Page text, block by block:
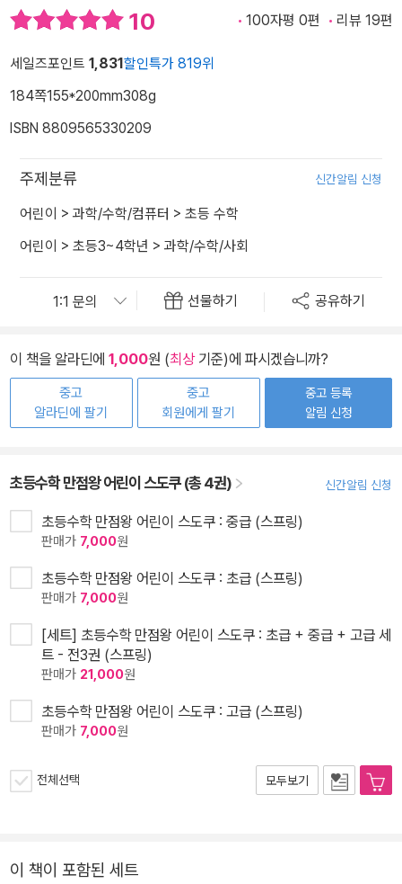
10 100자평 0편 리뷰 19편
세일즈포인트 1,831 할인특가 819위
184쪽155*200mm308g
ISBN 8809565330209
주제분류 신간알림 신청
어린이 > 과학/수학/컴퓨터 > 초등 수학
어린이 > 초등3~4학년 > 과학/수학/사회
선물하기 공유하기
이 책을 알라딘에 1,000원 (최상기준)에 파시겠습니까?
중고
알라딘에 팔기
중고
회원에게 팔기
중고 등록
알림 신청
초등수학 만점왕 어린이 스도쿠 (총 4권) 신간알림 신청
초등수학 만점왕 어린이 스도쿠 : 중급 (스프링)
판매가 7,000원
초등수학 만점왕 어린이 스도쿠 : 초급 (스프링)
판매가 7,000원
[세트] 초등수학 만점왕 어린이 스도쿠 : 초급 + 중급 + 고급 세
트 - 전3권 (스프링)
판매가 21,000원
초등수학 만점왕 어린이 스도쿠 : 고급 (스프링)
판매가 7,000원
전체선택 모두보기
이 책이 포함된 세트